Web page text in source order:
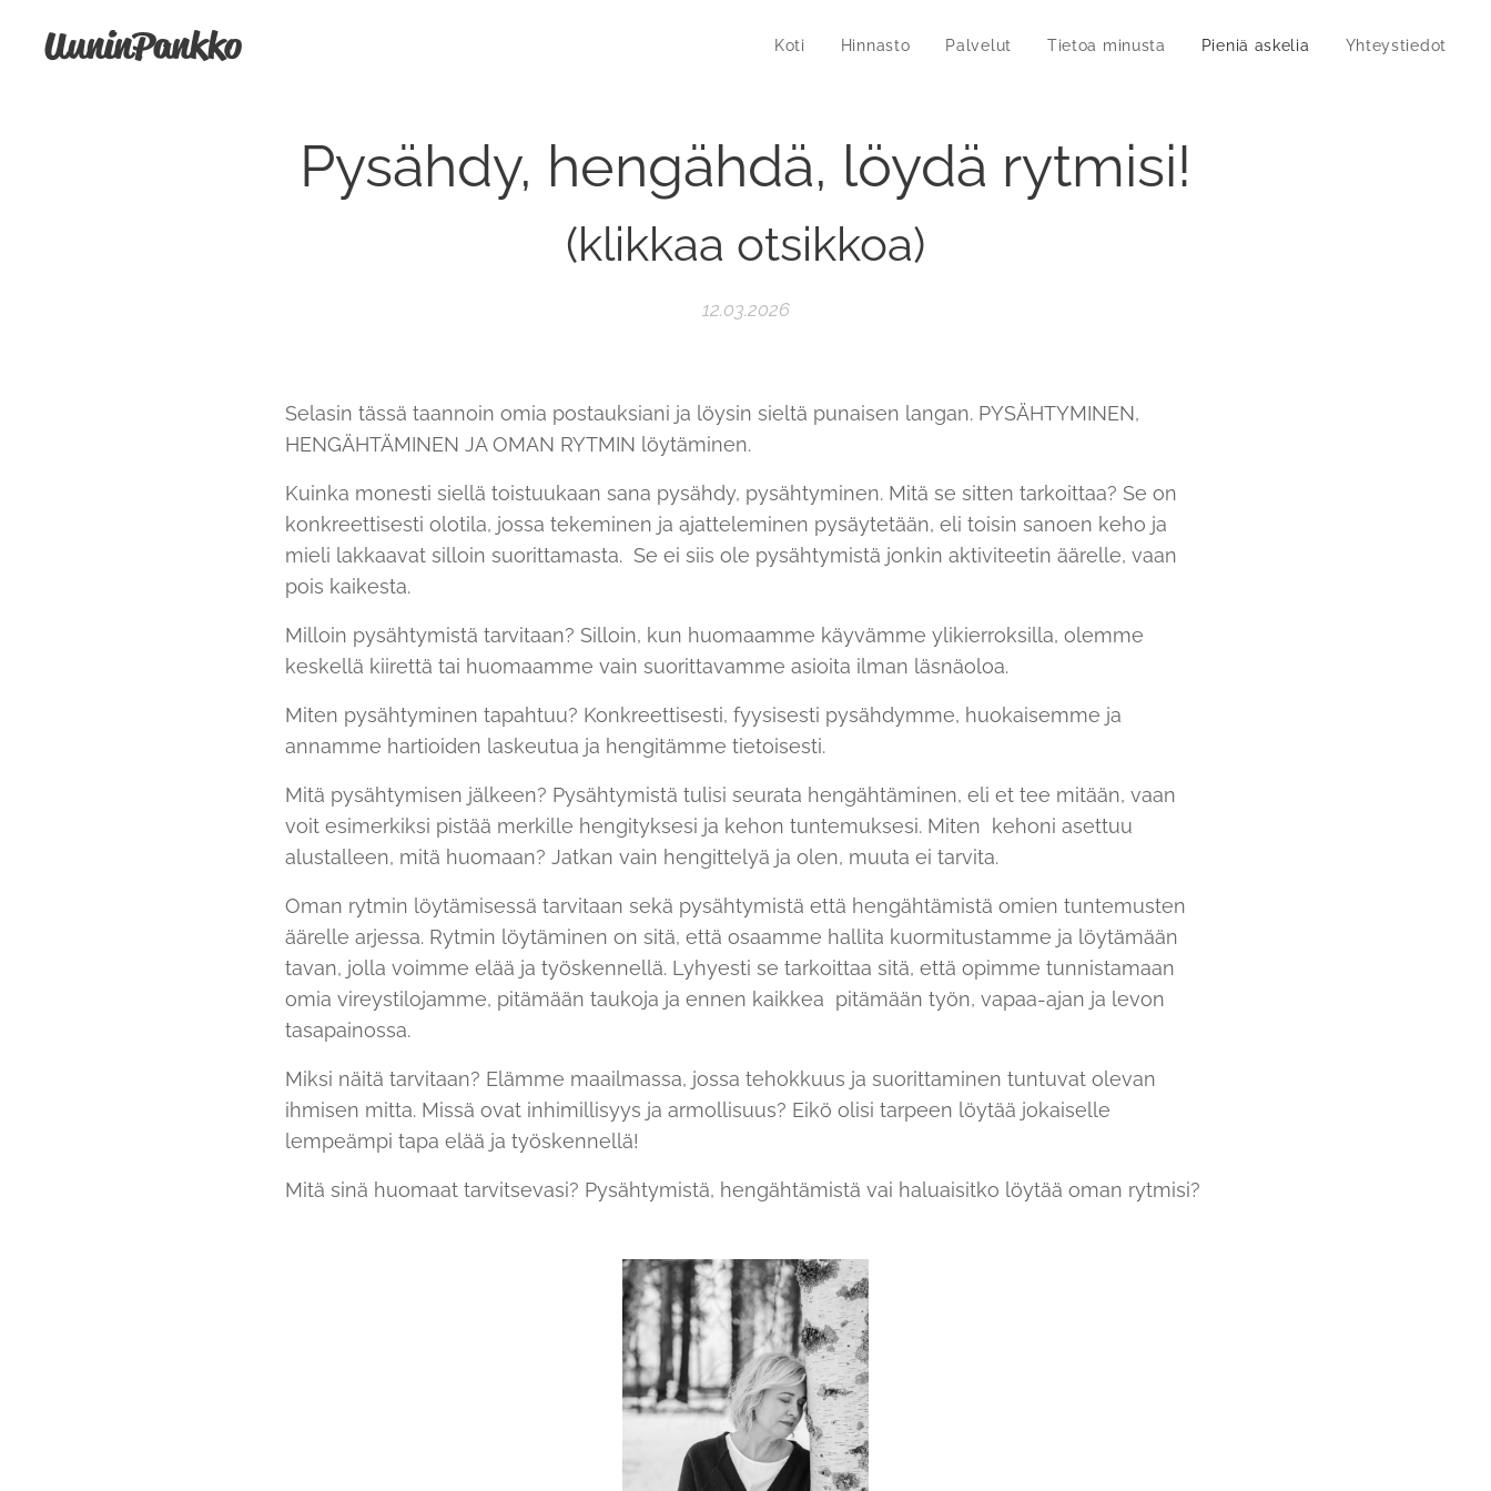
UuninPankko Koti Hinnasto Palvelut Tietoa minusta Pieniä askelia Yhteystiedot
Pysähdy, hengähdä, löydä rytmisi!
(klikkaa otsikkoa)
12.03.2026
Selasin tässä taannoin omia postauksiani ja löysin sieltä punaisen langan. PYSÄHTYMINEN,
HENGÄHTÄMINEN JA OMAN RYTMIN löytäminen.
Kuinka monesti siellä toistuukaan sana pysähdy, pysähtyminen. Mitä se sitten tarkoittaa? Se on
konkreettisesti olotila, jossa tekeminen ja ajatteleminen pysäytetään, eli toisin sanoen keho ja
mieli lakkaavat silloin suorittamasta. Se ei siis ole pysähtymistä jonkin aktiviteetin äärelle, vaan
pois kaikesta.
Milloin pysähtymistä tarvitaan? Silloin, kun huomaamme käyvämme ylikierroksilla, olemme
keskellä kiirettä tai huomaamme vain suorittavamme asioita ilman läsnäoloa.
Miten pysähtyminen tapahtuu? Konkreettisesti, fyysisesti pysähdymme, huokaisemme ja
annamme hartioiden laskeutua ja hengitämme tietoisesti.
Mitä pysähtymisen jälkeen? Pysähtymistä tulisi seurata hengähtäminen, eli et tee mitään, vaan
voit esimerkiksi pistää merkille hengityksesi ja kehon tuntemuksesi. Miten kehoni asettuu
alustalleen, mitä huomaan? Jatkan vain hengittelyä ja olen, muuta ei tarvita.
Oman rytmin löytämisessä tarvitaan sekä pysähtymistä että hengähtämistä omien tuntemusten
äärelle arjessa. Rytmin löytäminen on sitä, että osaamme hallita kuormitustamme ja löytämään
tavan, jolla voimme elää ja työskennellä. Lyhyesti se tarkoittaa sitä, että opimme tunnistamaan
omia vireystilojamme, pitämään taukoja ja ennen kaikkea pitämään työn, vapaa-ajan ja levon
tasapainossa.
Miksi näitä tarvitaan? Elämme maailmassa, jossa tehokkuus ja suorittaminen tuntuvat olevan
ihmisen mitta. Missä ovat inhimillisyys ja armollisuus? Eikö olisi tarpeen löytää jokaiselle
lempeämpi tapa elää ja työskennellä!
Mitä sinä huomaat tarvitsevasi? Pysähtymistä, hengähtämistä vai haluaisitko löytää oman rytmisi?